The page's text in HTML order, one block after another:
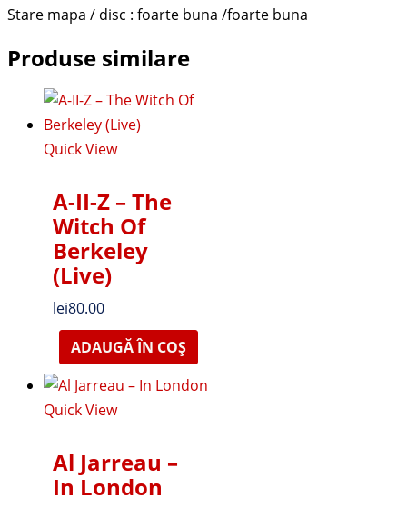
Stare mapa / disc : foarte buna /foarte buna
Produse similare
Quick View
A-II-Z – The
Witch Of
Berkeley
(Live)
lei80.00
ADAUGĂ ÎN COȘ
Quick View
Al Jarreau –
In London